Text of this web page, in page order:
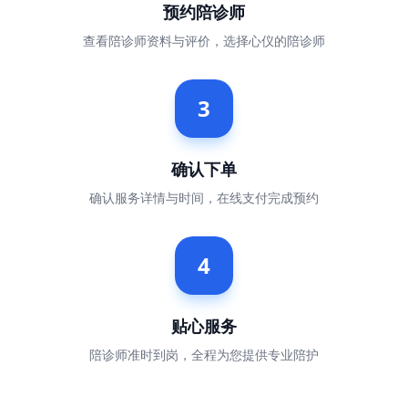
预约陪诊师
查看陪诊师资料与评价，选择心仪的陪诊师
3
确认下单
确认服务详情与时间，在线支付完成预约
4
贴心服务
陪诊师准时到岗，全程为您提供专业陪护